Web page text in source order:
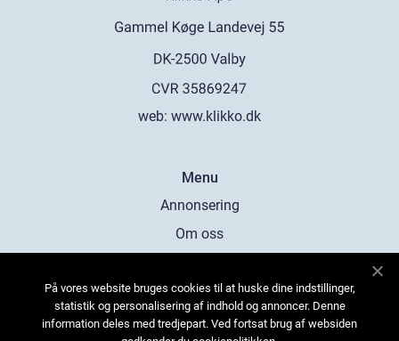
web: www.klikko.dk
Menu
Annonsering
Om oss
Kontakta oss
Sitemap
På vores website bruges cookies til at huske dine indstillinger,
statistik og personalisering af indhold og annoncer. Denne
information deles med tredjepart. Ved fortsat brug af websiden